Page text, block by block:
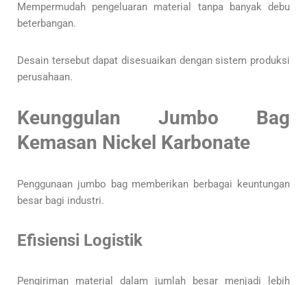
Mempermudah pengeluaran material tanpa banyak debu
beterbangan.
Desain tersebut dapat disesuaikan dengan sistem produksi
perusahaan.
Keunggulan Jumbo Bag
Kemasan Nickel Karbonate
Penggunaan jumbo bag memberikan berbagai keuntungan
besar bagi industri.
Efisiensi Logistik
Pengiriman material dalam jumlah besar menjadi lebih